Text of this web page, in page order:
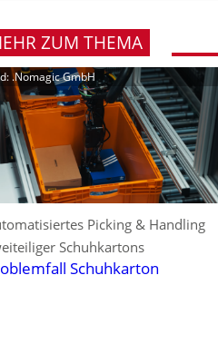
ZUM THEMA
.Nomagic GmbH
Picking & Handling
Schuhkartons
Schuhkarton